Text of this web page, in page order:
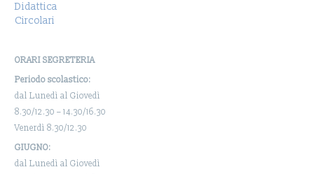
Didattica
Circolari
ORARI SEGRETERIA
Periodo scolastico:
dal Lunedì al Giovedì
8.30/12.30 – 14.30/16.30
Venerdì 8.30/12.30
GIUGNO:
dal Lunedì al Giovedì